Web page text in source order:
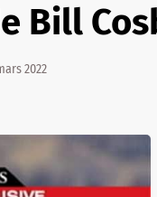
Bill
2022